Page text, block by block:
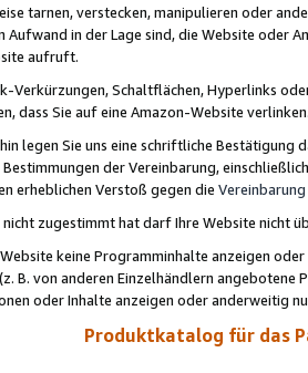
tarnen, verstecken, manipulieren oder
Aufwand in der Lage sind, die Website oder
aufruft.
Verkürzungen, Schaltflächen, Hyperlinks
dass Sie auf eine Amazon-Website
legen Sie uns eine schriftliche
der Vereinbarung,
erheblichen Verstoß gegen die Vereinbarung
zugestimmt hat darf Ihre Website nicht
keine Programminhalte anzeigen
B. von anderen Einzelhändlern
oder Inhalte anzeigen oder anderweitig
Produktkatalog für das